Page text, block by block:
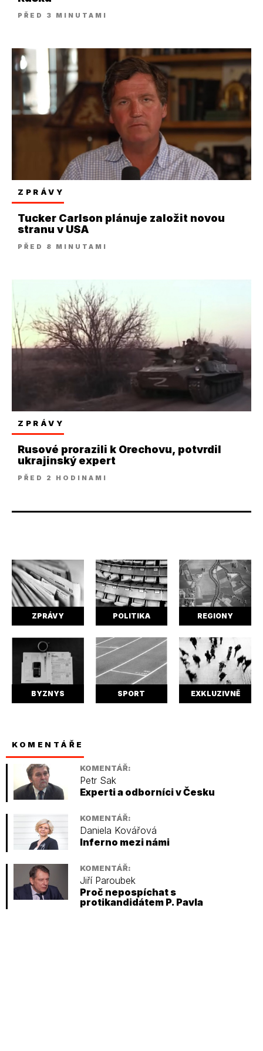
PŘED 3 MINUTAMI
ZPRÁVY
Tucker Carlson plánuje založit novou
stranu v USA
PŘED 8 MINUTAMI
ZPRÁVY
Rusové prorazili k Orechovu, potvrdil
ukrajinský expert
PŘED 2 HODINAMI
ZPRÁVY POLITIKA REGIONY
BYZNYS SPORT EXKLUZIVNĚ
KOMENTÁŘE
KOMENTÁŘ:
Petr Sak
Experti a odborníci v Česku
KOMENTÁŘ:
Daniela Kovářová
Inferno mezi námi
KOMENTÁŘ:
Jiří Paroubek
Proč nepospíchat s
protikandidátem P. Pavla